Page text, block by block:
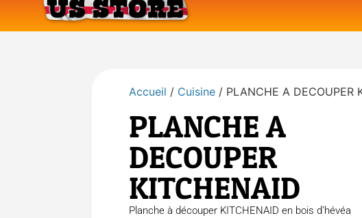
Accueil / Cuisine / PLANCHE A DECOUPER
PLANCHE A
DECOUPER
KITCHENAID
Planche à découper KITCHENAID en bois d’hévéa